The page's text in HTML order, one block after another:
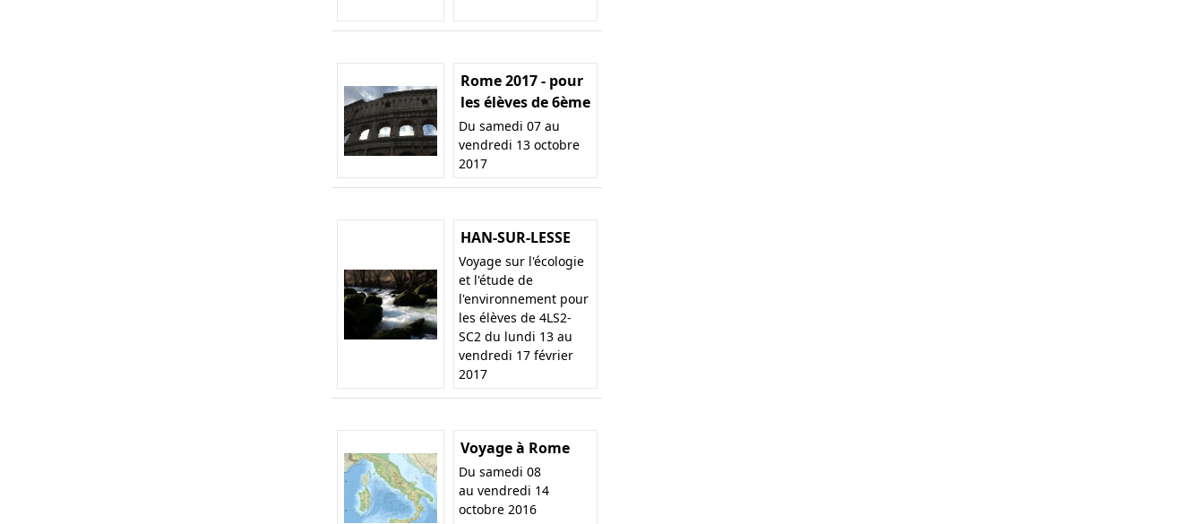
Rome 2017 - pour
les élèves de 6ème
Du samedi 07 au
vendredi 13 octobre
2017
HAN-SUR-LESSE
Voyage sur l'écologie
et l'étude de
l'environnement pour
les élèves de 4LS2-
SC2 du lundi 13 au
vendredi 17 février
2017
Voyage à Rome
Du samedi 08
au vendredi 14
octobre 2016